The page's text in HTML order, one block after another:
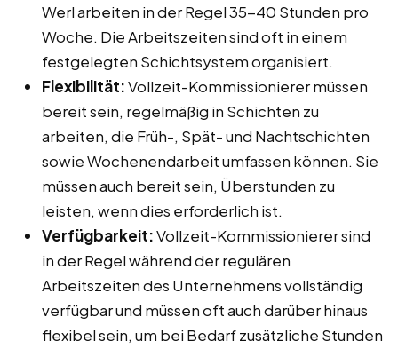
Werl arbeiten in der Regel 35-40 Stunden pro
Woche. Die Arbeitszeiten sind oft in einem
festgelegten Schichtsystem organisiert.
Flexibilität:Vollzeit-Kommissionierer müssen
bereit sein, regelmäßig in Schichten zu
arbeiten, die Früh-, Spät- und Nachtschichten
sowie Wochenendarbeit umfassen können. Sie
müssen auch bereit sein, Überstunden zu
leisten, wenn dies erforderlich ist.
Verfügbarkeit:Vollzeit-Kommissionierer sind
in der Regel während der regulären
Arbeitszeiten des Unternehmens vollständig
verfügbar und müssen oft auch darüber hinaus
flexibel sein, um bei Bedarf zusätzliche Stunden